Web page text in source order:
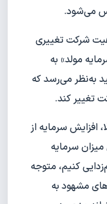
می‌شود.
شرکت تغییری
مولد» به
به‌نظر می‌رسد که
تغییر کند.
افزایش سرمایه از
سرمایه
کنیم، متوجه
مشهود به